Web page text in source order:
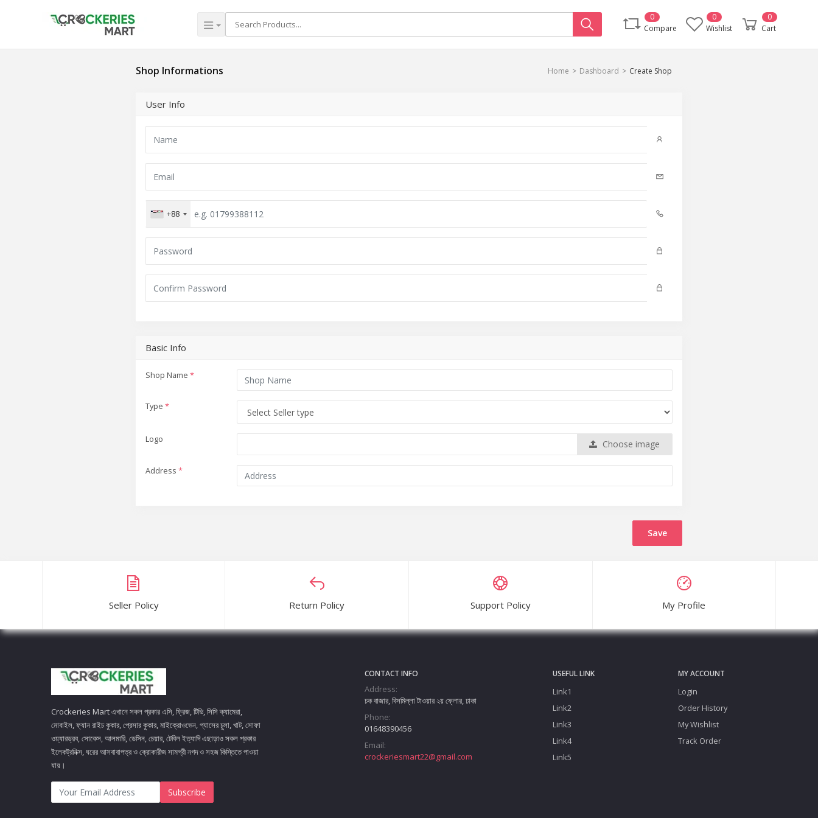
Compare
0
Wishlist
0
Cart
0
Shop Informations Home Dashboard Create Shop
User Info
+88
Basic Info
Shop Name*
Type*
Logo Choose image
Address*
Save
Seller Policy Return Policy Support Policy My Profile
Crockeries Mart এখানে সকল প্রকার এসি, ফ্রিজ, টিভি, সিসি ক্যামেরা,
মোবাইল, ফ্যান রাইচ কুকার, প্রেসার কুকার, মাইক্রোওভেন, গ্যাসের চুলা, খাট, সোফা
ওয়্যারড্রব, সোকেস, আলমারি, ডেসিন, চেয়ার, টেবিল ইত্যাদি এছাড়াও সকল প্রকার
ইলেকট্রনিক্স, ঘরের আসবাবাপত্র ও ক্রোকারীজ সামগ্রী নগদ ও সহজ কিস্তিতে পাওয়া
যায়।
Subscribe
CONTACT INFO
Address:
চক বাজার, বিসমিল্লা টাওয়ার ২য় ফ্লোর, ঢাকা
Phone:
01648390456
Email:
crockeriesmart22@gmail.com
USEFUL LINK
Link1
Link2
Link3
Link4
Link5
MY ACCOUNT
Login
Order History
My Wishlist
Track Order